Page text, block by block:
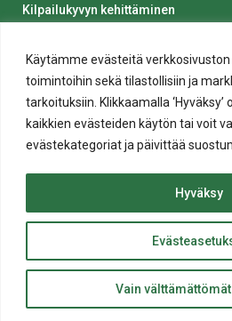
Käytämme evästeitä
toimintoihin sekä tilastollisiin ja
tarkoituksiin. Klikkaamalla ‘Hyväksy’
kaikkien evästeiden käytön tai voit
evästekategoriat ja päivittää
Vain
Hyväksy
Kilpailukyvyn kehittäminen
Saavutettavuusseloste
© 2020 Salon kaupunki
Website crafted byEvermade.